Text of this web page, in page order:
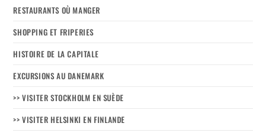
RESTAURANTS OÙ MANGER
SHOPPING ET FRIPERIES
HISTOIRE DE LA CAPITALE
EXCURSIONS AU DANEMARK
>> VISITER STOCKHOLM EN SUÈDE
>> VISITER HELSINKI EN FINLANDE